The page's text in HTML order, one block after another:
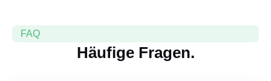
FAQ
Häufige Fragen.